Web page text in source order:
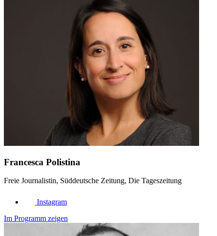
Francesca Polistina
Freie Journalistin, Süddeutsche Zeitung, Die Tageszeitung
Instagram
Im Programm zeigen